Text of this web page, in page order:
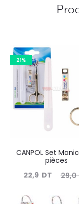
21%
CANPOL Set
pièces
29,0
Le
22,9 DT